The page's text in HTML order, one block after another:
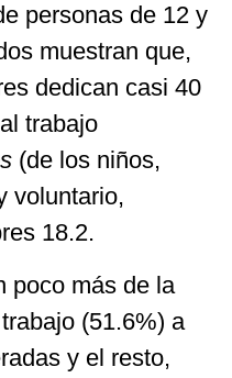
personas de 12 y
muestran que,
dedican casi 40
trabajo
(de los niños,
voluntario,
18.2.
poco más de la
(51.6%) a
y el resto,